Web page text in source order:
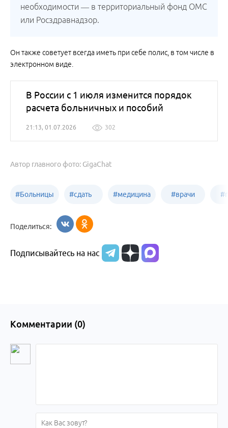
необходимости — в территориальный фонд ОМС
или Росздравнадзор.
Он также советует всегда иметь при себе полис, в том числе в
электронном виде.
В России с 1 июля изменится порядок
расчета больничных и пособий
21:13, 01.07.2026 302
Автор главного фото: GigaChat
#Больницы #сдать
анализы
в
Бийске
#медицина #врачи #
Поделиться:
Подписывайтесь на нас
Комментарии (0)